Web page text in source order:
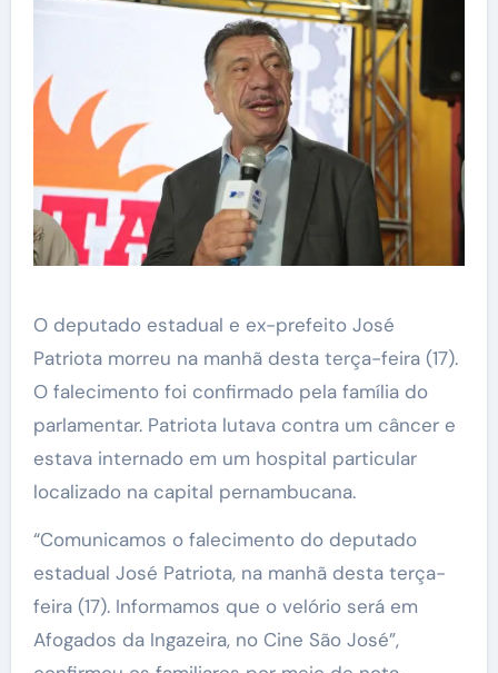
O deputado estadual e ex-prefeito José
Patriota morreu na manhã desta terça-feira (17).
O falecimento foi confirmado pela família do
parlamentar. Patriota lutava contra um câncer e
estava internado em um hospital particular
localizado na capital pernambucana.
“Comunicamos o falecimento do deputado
estadual José Patriota, na manhã desta terça-
feira (17). Informamos que o velório será em
Afogados da Ingazeira, no Cine São José”,